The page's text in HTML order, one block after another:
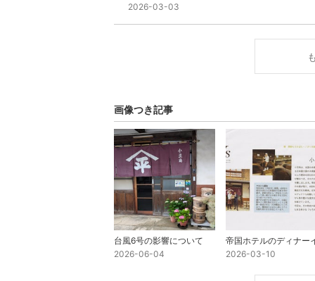
2026-03-03
画像つき記事
台風6号の影響について
2026-06-04
2026-03-10